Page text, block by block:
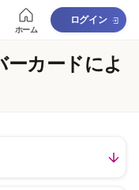
ホーム
ログイン
ーカードによ